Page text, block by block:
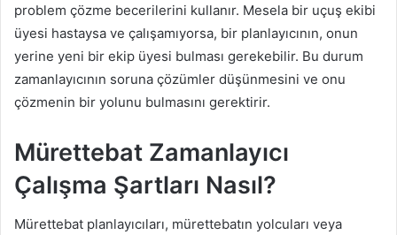
problem çözme becerilerini kullanır. Mesela bir uçuş ekibi
üyesi hastaysa ve çalışamıyorsa, bir planlayıcının, onun
yerine yeni bir ekip üyesi bulması gerekebilir. Bu durum
zamanlayıcının soruna çözümler düşünmesini ve onu
çözmenin bir yolunu bulmasını gerektirir.
Mürettebat Zamanlayıcı
Çalışma Şartları Nasıl?
Mürettebat planlayıcıları, mürettebatın yolcuları veya